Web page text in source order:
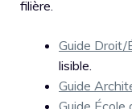
filière.
Guide Droit/
lisible.
Guide